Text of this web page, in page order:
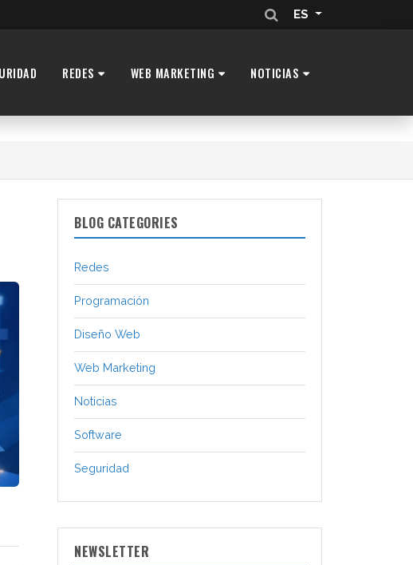
ES
REDES WEB MARKETING NOTICIAS
BLOG CATEGORIES
Redes
Programación
Diseño Web
Web Marketing
Noticias
Software
Seguridad
NEWSLETTER